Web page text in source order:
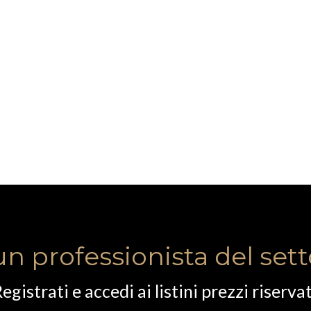
professionista del
e accedi ai listini prezzi